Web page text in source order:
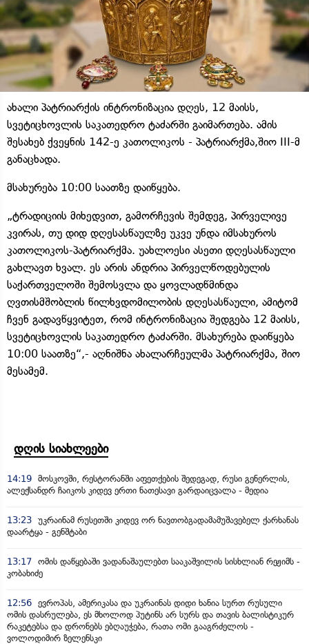
ახალი პატრიარქის ინტრონიზაცია დღეს, 12 მაისს,
სვეტიცხოვლის საკათედრო ტაძარში გაიმართება. ამის
შესახებ ქვეყნის 142-ე კათოლიკოს - პატრიარქმა,შიო III-მ
განაცხადა.
მსახურება 10:00 საათზე დაიწყება.
„ტრადიციის მიხედვით, გამორჩევის შემდეგ, პირველივე
კვირას, თუ დიდ დღესასწაულზე უკვე უნდა იმსახუროს
კათოლიკოს-პატრიარქმა. უახლოესი ასეთი დღესასწაული
გახლავთ ხვალ. ეს არის ანდრია პირველწოდებულის
საქართველოში შემოსვლა და ყოვლადწმინდა
ღვთისმშობლის წილხვდომილობის დღესასწაული, ამიტომ
ჩვენ გადავწყვიტეთ, რომ ინტრონიზაცია შედგება 12 მაისს,
სვეტიცხოვლის საკათედრო ტაძარში. მსახურება დაიწყება
10:00 საათზე“,- აღნიშნა ახალარჩეულმა პატრიარქმა, შიო
მესამემ.
დღის სიახლეები
14:19 მოსკოვში, რესტორანში აფეთქების შედეგად, რუსი გენერლის,
ალექსანდრ ჩაიკოს კიდევ ერთი ნათესავი გარდაიცვალა - მედია
13:23 უკრაინამ რუსეთში კიდევ ორ ნავთობგადამამუშავებელ ქარხანას
დაარტყა - გენშტაბი
13:17 ომის დაწყებაში ვადანაშაულებთ სააკაშვილის სისხლიან რეჟიმს -
კობახიძე
12:56 ევროპას, ამერიკასა და უკრაინას დიდი ხანია სურთ რუსული
ომის დასრულება, ეს მხოლოდ პუტინს არ სურს და თავის ბალისტიკურ
რაკეტებსა და დრონებს ებღაუჭება, რათა ომი გააგრძელოს -
ვოლოდიმირ ზელენსკი